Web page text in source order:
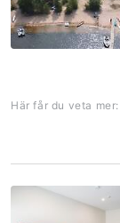
Här får du veta mer: